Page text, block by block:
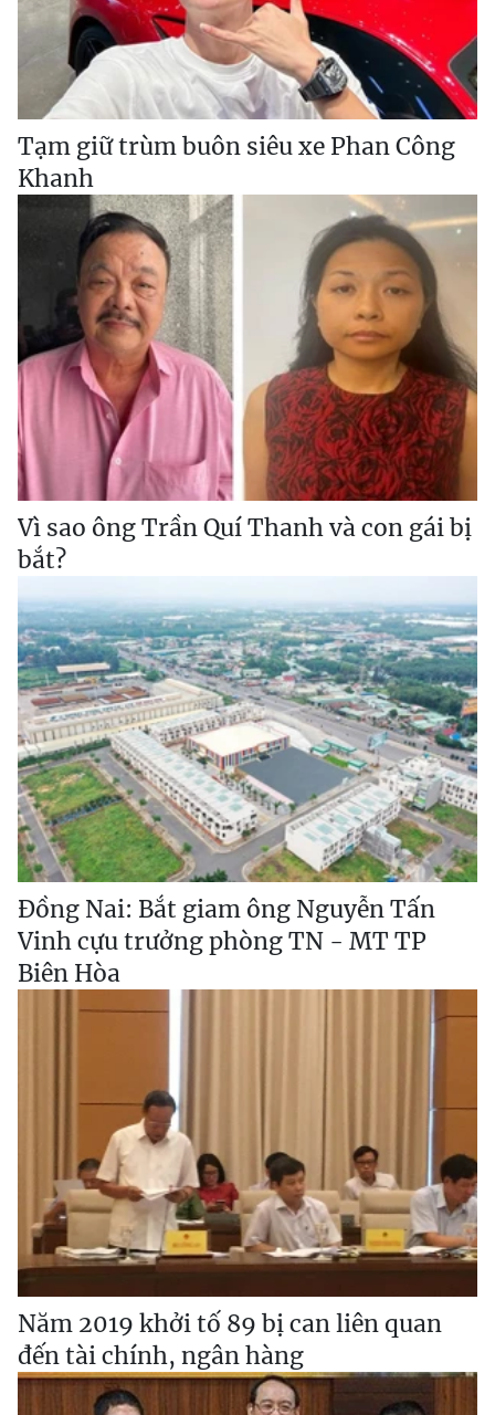
Tạm giữ trùm buôn siêu xe Phan Công
Khanh
Vì sao ông Trần Quí Thanh và con gái bị
bắt?
Đồng Nai: Bắt giam ông Nguyễn Tấn
Vinh cựu trưởng phòng TN - MT TP
Biên Hòa
Năm 2019 khởi tố 89 bị can liên quan
đến tài chính, ngân hàng